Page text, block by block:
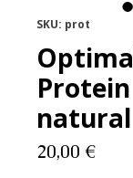
SKU: prot
natural
20,00 €Price